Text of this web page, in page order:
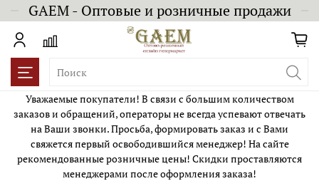
GAEM - Оптовые и розничные продажи
Уважаемые покупатели! В связи с большим количеством
заказов и обращений, операторы не всегда успевают отвечать
на Ваши звонки. Просьба, формировать заказ и с Вами
свяжется первый освободившийся менеджер! На сайте
рекомендованные розничные цены! Скидки проставляются
менеджерами после оформления заказа!